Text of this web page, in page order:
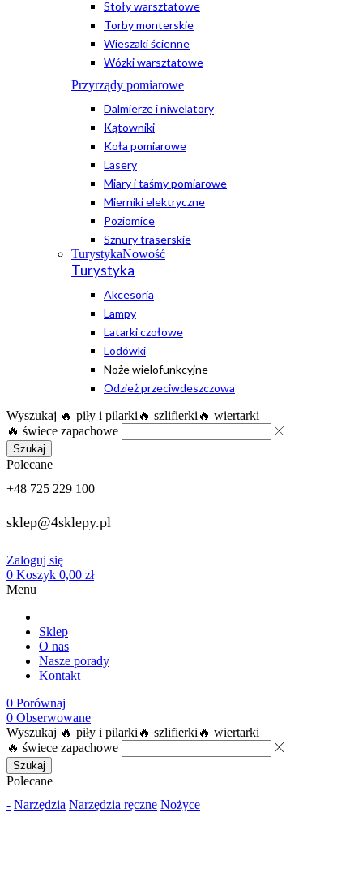
Stoły warsztatowe
Torby monterskie
Wieszaki ścienne
Wózki warsztatowe
Przyrządy pomiarowe
Dalmierze i niwelatory
Kątowniki
Koła pomiarowe
Lasery
Miary i taśmy pomiarowe
Mierniki elektryczne
Poziomice
Sznury traserskie
TurystykaNowość
Turystyka
Akcesoria
Lampy
Latarki czołowe
Lodówki
Noże wielofunkcyjne
Odzież przeciwdeszczowa
Wyszukaj 🔥 piły i pilarki 🔥 szlifierki 🔥 wiertarki
🔥 świece zapachowe
Szukaj
Polecane
+48 725 229 100
sklep@4sklepy.pl
Zaloguj się
0 Koszyk 0,00 zł
Menu
Sklep
O nas
Nasze porady
Kontakt
0 Porównaj
0 Obserwowane
Wyszukaj 🔥 piły i pilarki 🔥 szlifierki 🔥 wiertarki
🔥 świece zapachowe
Szukaj
Polecane
- Narzędzia Narzędzia ręczne Nożyce